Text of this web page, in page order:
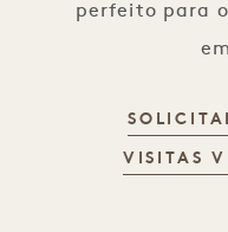
perfeito para
VISITAS